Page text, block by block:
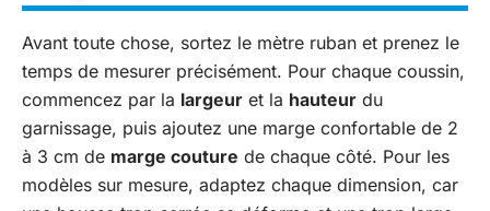
Avant toute chose, sortez le mètre ruban et prenez le
temps de mesurer précisément. Pour chaque coussin,
commencez par la largeur et la hauteur du
garnissage, puis ajoutez une marge confortable de 2
à 3 cm de marge couture de chaque côté. Pour les
modèles sur mesure, adaptez chaque dimension, car